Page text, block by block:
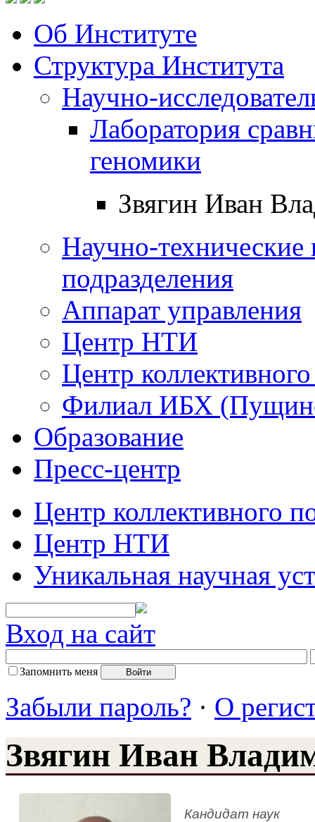
Об Институте
Структура Института
Научно-
Лаборатория
геномики
Звягин Иван
Научно-технические
подразделения
Аппарат управления
Центр НТИ
Центр
Филиал ИБХ
Образование
Пресс-центр
Центр коллективного
Центр НТИ
Уникальная научная
Вход на сайт
Запомнить меня
Забыли пароль? · О
Звягин Иван
Кандидат наук